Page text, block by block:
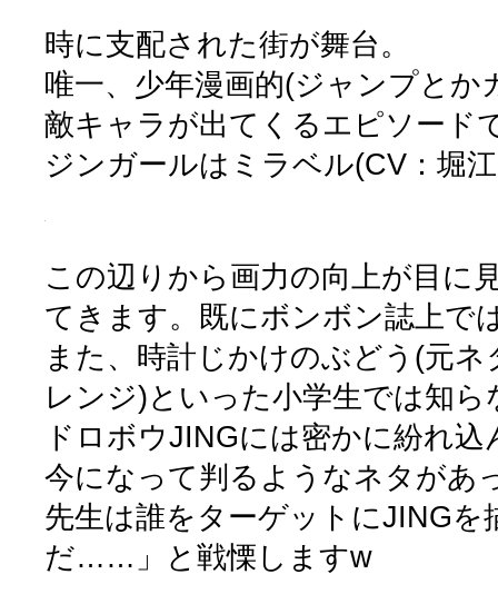
時に支配された街が舞台。
唯一、少年漫画的(ジャンプとか
敵キャラが出てくるエピソード
ジンガールはミラベル(CV：堀
この辺りから画力の向上が目に
てきます。既にボンボン誌上で
また、時計じかけのぶどう(元
レンジ)といった小学生では知
ドロボウJINGには密かに紛れ
今になって判るようなネタがあ
先生は誰をターゲットにJINGを
だ……」と戦慄しますw